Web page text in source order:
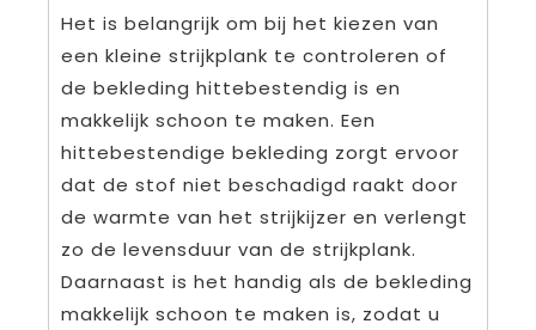
Het is belangrijk om bij het kiezen van
een kleine strijkplank te controleren of
de bekleding hittebestendig is en
makkelijk schoon te maken. Een
hittebestendige bekleding zorgt ervoor
dat de stof niet beschadigd raakt door
de warmte van het strijkijzer en verlengt
zo de levensduur van de strijkplank.
Daarnaast is het handig als de bekleding
makkelijk schoon te maken is, zodat u